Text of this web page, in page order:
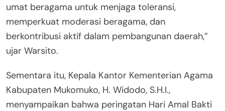
umat beragama untuk menjaga toleransi,
memperkuat moderasi beragama, dan
berkontribusi aktif dalam pembangunan daerah,”
ujar Warsito.
Sementara itu, Kepala Kantor Kementerian Agama
Kabupaten Mukomuko, H. Widodo, S.H.I.,
menyampaikan bahwa peringatan Hari Amal Bakti